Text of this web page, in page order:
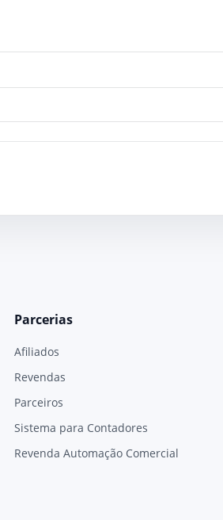
Parcerias
Afiliados
Revendas
Parceiros
Sistema para Contadores
Revenda Automação Comercial